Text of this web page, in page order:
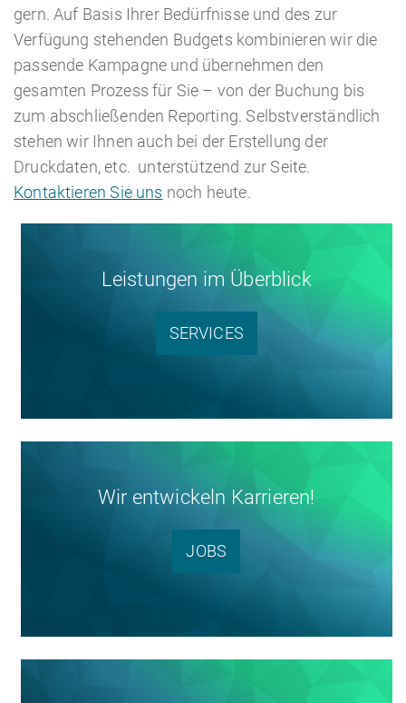
gern. Auf Basis Ihrer Bedürfnisse und des zur
Verfügung stehenden Budgets kombinieren wir die
passende Kampagne und übernehmen den
gesamten Prozess für Sie – von der Buchung bis
zum abschließenden Reporting. Selbstverständlich
stehen wir Ihnen auch bei der Erstellung der
Druckdaten, etc. unterstützend zur Seite.
Kontaktieren Sie uns noch heute.
Leistungen im Überblick
SERVICES
Wir entwickeln Karrieren!
JOBS